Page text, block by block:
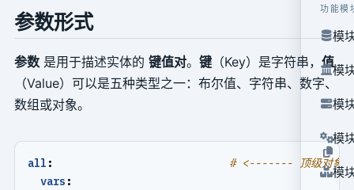
功能模
模
模
模
模
模
参数形式
参数是用于描述实体的 键值对。 键（Key）是字符串，值
（Value）可以是五种类型之一：布尔值、字符串、数字、
数组或对象。
all :
# <------- 顶级对象
vars :